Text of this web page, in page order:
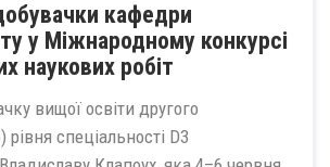
кафедри
у Міжнародному конкурсі
наукових робіт
вищої освіти другого
рівня спеціальності D3